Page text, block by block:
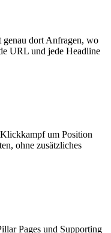
genau dort Anfragen, wo
URL und jede Headline
um Position
ohne zusätzliches
Pages und Supporting